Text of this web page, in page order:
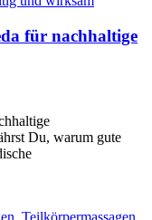
für nachhaltige
Du, warum gute